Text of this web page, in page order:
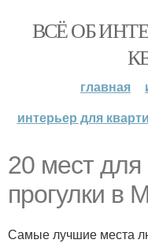
ВСЁ ОБ
главная
интерьер для
20 мест для
прогулки в
Самые лучшие места